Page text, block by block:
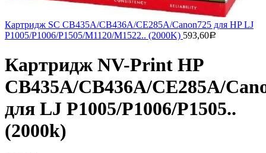
Картридж SC CB435A/CB436A/CE285A/Canon725 для HP LJ
P1005/P1006/P1505/M1120/M1522.. (2000K) 593,60Р
Картридж NV-Print HP
CB435A/CB436A/CE285A/
для LJ P1005/P1006/P1505..
(2000k)